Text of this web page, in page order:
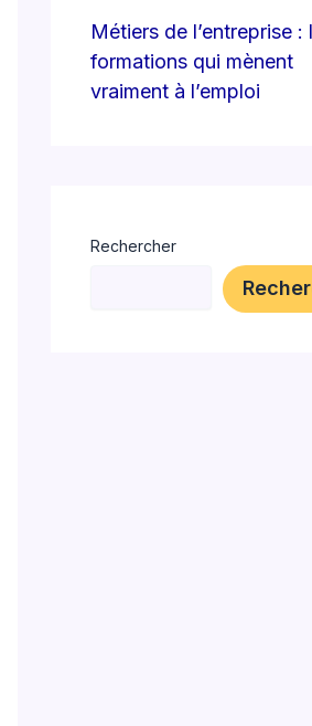
Métiers de l’entreprise :
formations qui mènent
vraiment à l’emploi
Rechercher